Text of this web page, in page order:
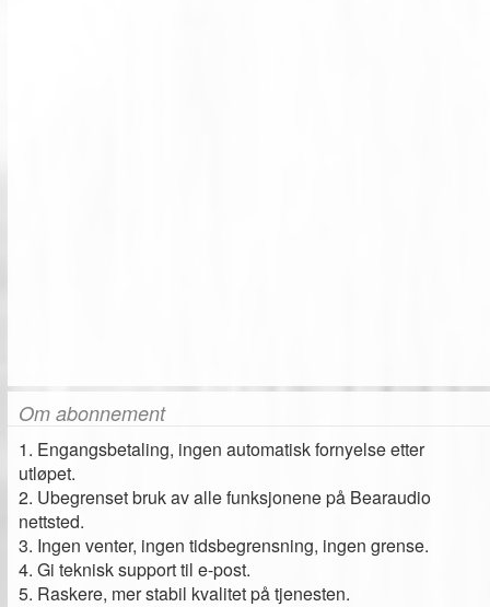
Om abonnement
1. Engangsbetaling, ingen automatisk fornyelse etter
utløpet.
2. Ubegrenset bruk av alle funksjonene på Bearaudio
nettsted.
3. Ingen venter, ingen tidsbegrensning, ingen grense.
4. Gi teknisk support til e-post.
5. Raskere, mer stabil kvalitet på tjenesten.